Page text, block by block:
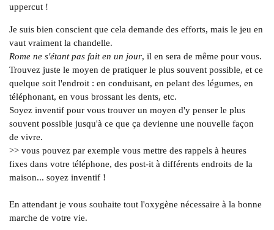
uppercut !
Je suis bien conscient que cela demande des efforts, mais le jeu en
vaut vraiment la chandelle.
Rome ne s'étant pas fait en un jour, il en sera de même pour vous.
Trouvez juste le moyen de pratiquer le plus souvent possible, et ce
quelque soit l'endroit : en conduisant, en pelant des légumes, en
téléphonant, en vous brossant les dents, etc.
Soyez inventif pour vous trouver un moyen d'y penser le plus
souvent possible jusqu'à ce que ça devienne une nouvelle façon
de vivre.
>> vous pouvez par exemple vous mettre des rappels à heures
fixes dans votre téléphone, des post-it à différents endroits de la
maison... soyez inventif !
En attendant je vous souhaite tout l'oxygène nécessaire à la bonne
marche de votre vie.